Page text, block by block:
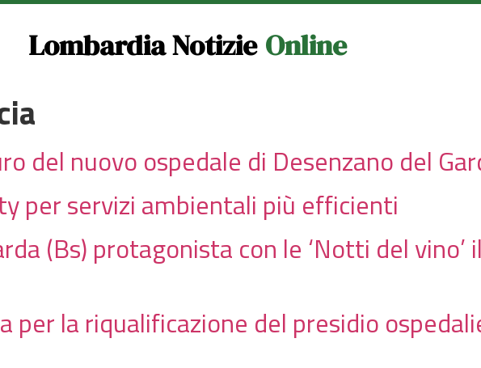
Lombardia Notizie Online
del nuovo ospedale di Desenzano del
per servizi ambientali più efficienti
(Bs) protagonista con le ‘Notti del vino’
per la riqualificazione del presidio